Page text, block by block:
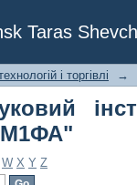
Taras
і торгівлі →
W X Y Z